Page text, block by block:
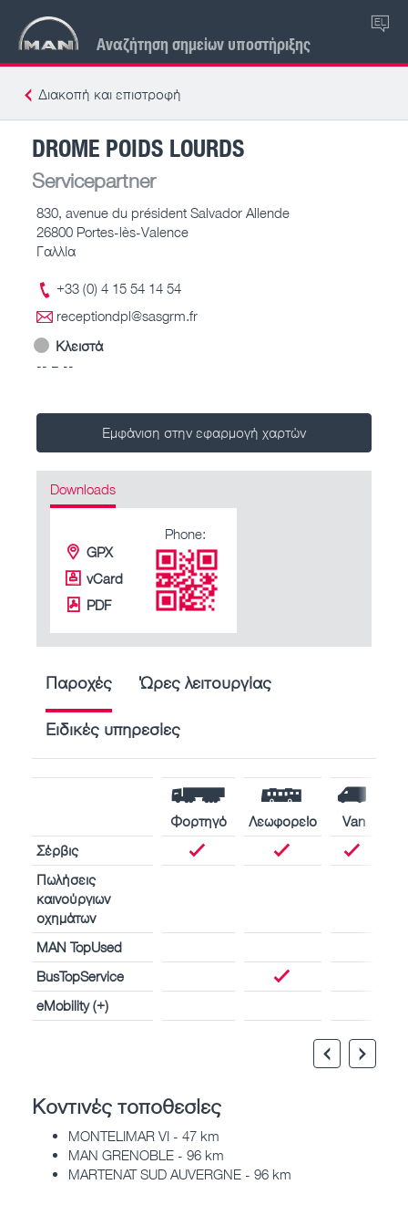
Αναζήτηση σημείων υποστήριξης
EL
Διακοπή και επιστροφή
DROME POIDS LOURDS
Servicepartner
830, avenue du président Salvador Allende
26800 Portes-lès-Valence
Γαλλία
+33 (0) 4 15 54 14 54
receptiondpl@sasgrm.fr
Κλειστά
-- – --
Εμφάνιση στην εφαρμογή χαρτών
Downloads
GPX
vCard
PDF
Phone:
Παροχές Ώρες λειτουργίας
Ειδικές υπηρεσίες
Φορτηγό Λεωφορείο
Van
Σέρβις
Πωλήσεις
καινούργιων
οχημάτων
MAN TopUsed
BusTopService
eMobility (+)
Κοντινές τοποθεσίες
MONTELIMAR VI - 47 km
MAN GRENOBLE - 96 km
MARTENAT SUD AUVERGNE - 96 km